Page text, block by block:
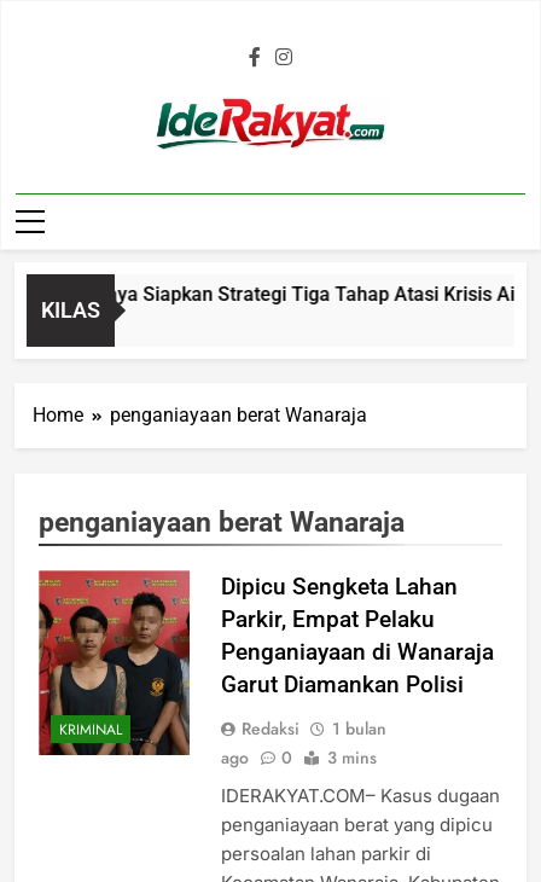
Iderakyat.com
KILAS
Siapkan Strategi Tiga Tahap Atasi Krisis Air
Home penganiayaan berat Wanaraja
penganiayaan berat Wanaraja
KRIMINAL
Dipicu Sengketa Lahan
Parkir, Empat Pelaku
Penganiayaan di Wanaraja
Garut Diamankan Polisi
Redaksi
1 bulan
ago
0 3 mins
IDERAKYAT.COM– Kasus dugaan
penganiayaan berat yang dipicu
persoalan lahan parkir di